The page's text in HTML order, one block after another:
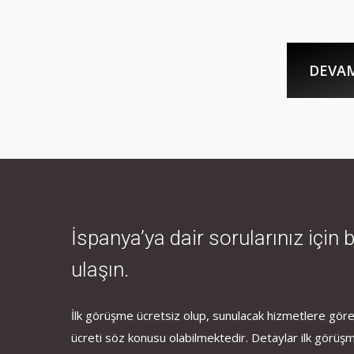
İspanya’ya dair sorularınız için
ulaşın.
İlk görüşme ücretsiz olup, sunulacak hizmetlere göre
ücreti söz konusu olabilmektedir. Detaylar ilk